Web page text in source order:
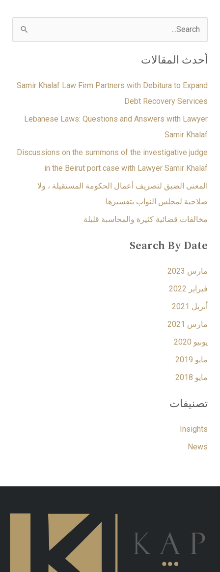
بأحدث المقالات
Samir Khalaf Law Firm Partners with Debitura to Expand
Debt Recovery Services
Lebanese Laws: Questions and Answers with Lawyer
Samir Khalaf
Discussions on the summons of the investigative judge
in the Beirut port case with Lawyer Samir Khalaf
المعنى الضيق لتصريف أعمال الحكومة المستقيلة ، ولا
صلاحية لمجلس النواب بتفسيرها
مخالفات قضائية كثيرة والمحاسبة قليلة
Search By Date
مارس 2023
فبراير 2022
أبريل 2021
مارس 2021
يونيو 2020
مايو 2019
مايو 2018
تصنيفات
Insights
News